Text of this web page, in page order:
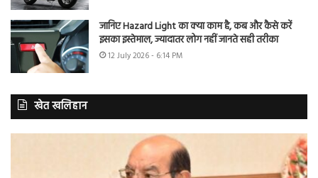
जानिए Hazard Light का क्या काम है, कब और कैसे करें
इसका इस्तेमाल, ज्यादातर लोग नहीं जानते सही तरीका
12 July 2026 - 6:14 PM
खेत खलिहान